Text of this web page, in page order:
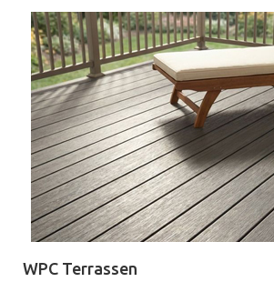
WPC Terrassen